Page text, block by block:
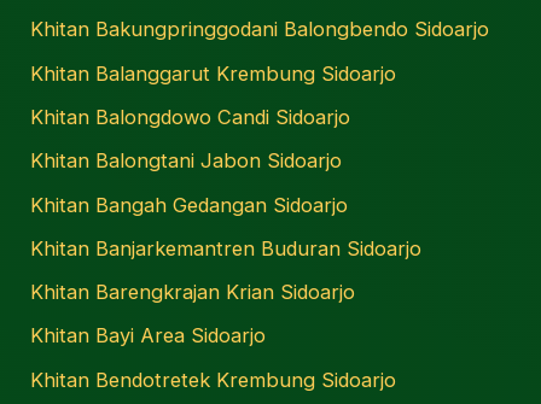
Khitan Bakungpringgodani Balongbendo Sidoarjo
Khitan Balanggarut Krembung Sidoarjo
Khitan Balongdowo Candi Sidoarjo
Khitan Balongtani Jabon Sidoarjo
Khitan Bangah Gedangan Sidoarjo
Khitan Banjarkemantren Buduran Sidoarjo
Khitan Barengkrajan Krian Sidoarjo
Khitan Bayi Area Sidoarjo
Khitan Bendotretek Krembung Sidoarjo